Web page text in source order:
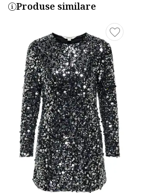
Produse similare